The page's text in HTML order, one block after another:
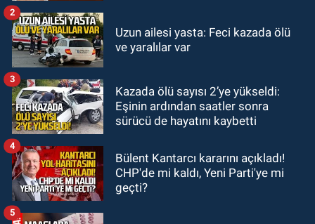
18:44Zonguldak'ta araç yayaya
GÜNDEM
18:32
kabri başında anıldı
Uzun ailesi yasta: Feci kazada ölü
ve yaralılar var
2
Kazada ölü sayısı 2’ye yükseldi:
Eşinin ardından saatler sonra
sürücü de hayatını kaybetti
3
Bülent Kantarcı kararını açıkladı!
CHP'de mi kaldı, Yeni Parti'ye mi
geçti?
4
5